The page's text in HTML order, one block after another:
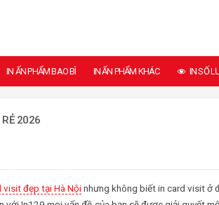
IN ẤN PHẨM BAO BÌ IN ẤN PHẨM KHÁC IN SỐ
2026
visit đẹp tại Hà Nộinhưng không biết in card visit ở